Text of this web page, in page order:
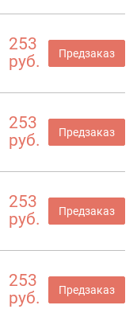
253
руб.
Предзаказ
253
руб.
Предзаказ
253
руб.
Предзаказ
253
руб.
Предзаказ